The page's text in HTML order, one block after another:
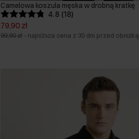
Camelowa koszula męska w drobną kratkę
4.8 (18)
79,90 zł
99,90 zł - najniższa cena z 30 dni przed obniżką